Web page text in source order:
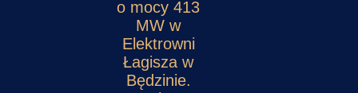
o mocy 413
MW w
Elektrowni
Łagisza w
Będzinie.